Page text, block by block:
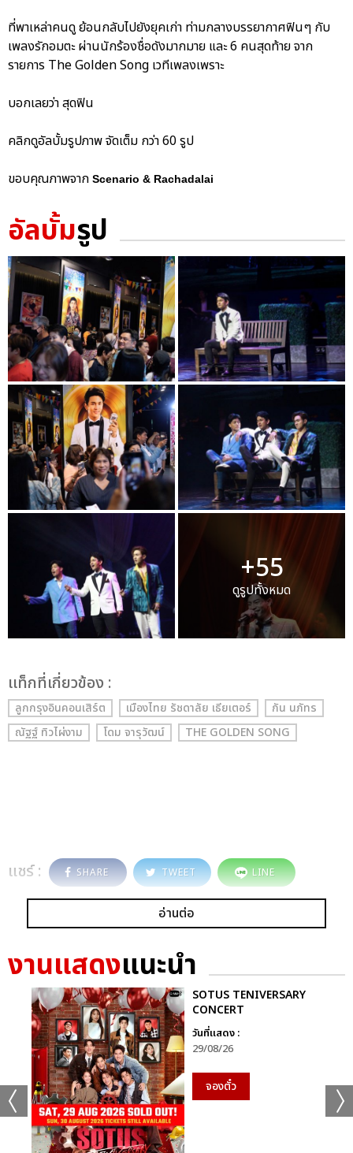
ที่พาเหล่าคนดู ย้อนกลับไปยังยุคเก่า ท่ามกลางบรรยากาศฟินๆ กับ
เพลงรักอมตะ ผ่านนักร้องชื่อดังมากมาย และ 6 คนสุดท้าย จาก
รายการ The Golden Song เวทีเพลงเพราะ
บอกเลยว่า สุดฟิน
คลิกดูอัลบั้มรูปภาพ จัดเต็ม กว่า 60 รูป
ขอบคุณภาพจาก Scenario & Rachadalai
อัลบั้มรูป
+55
ดูรูปทั้งหมด
เเท็กที่เกี่ยวข้อง :
ลูกกรุงอินคอนเสิร์ต เมืองไทย รัชดาลัย เธียเตอร์
กัน นภัทร
ณัฐฐ์ ทิวไผ่งาม
โดม จารุวัฒน์ THE GOLDEN SONG
แชร์ : SHARE TWEET LINE
อ่านต่อ
งานแสดงแนะนำ
SOTUS TENIVERSARY
CONCERT
วันที่แสดง :
29/08/26
จองตั๋ว